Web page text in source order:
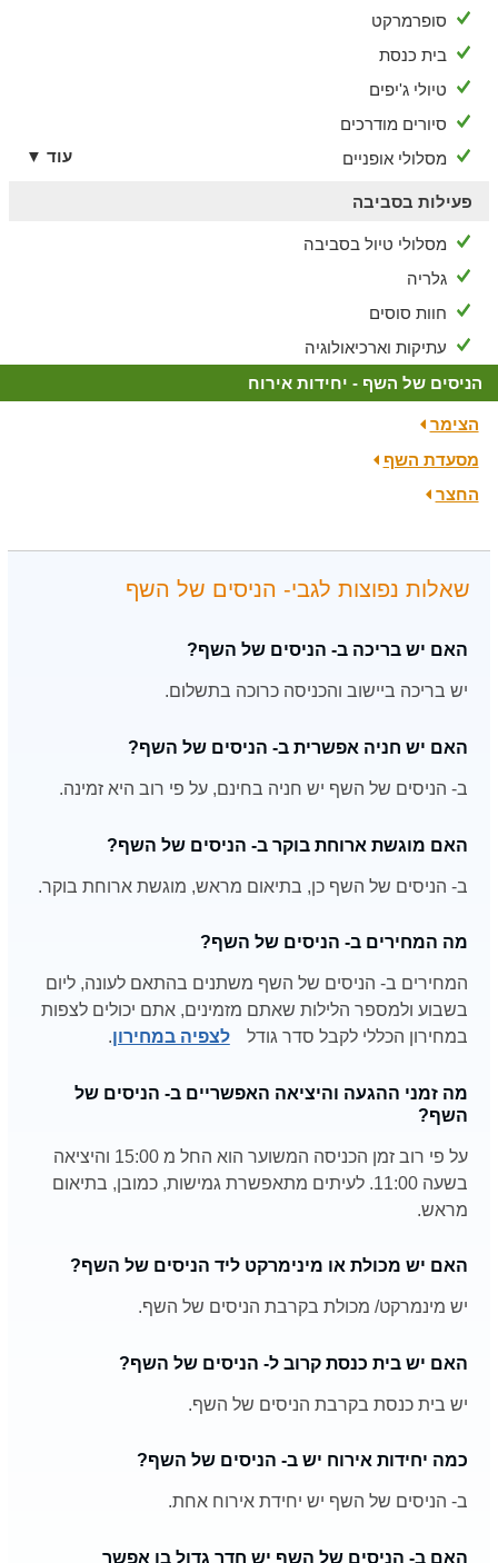
סופרמרקט
בית כנסת
טיולי ג'יפים
סיורים מודרכים
מסלולי אופניים
עוד ▼
פעילות בסביבה
מסלולי טיול בסביבה
גלריה
חוות סוסים
עתיקות וארכיאולוגיה
הניסים של השף - יחידות אירוח
הצימר
מסעדת השף
החצר
שאלות נפוצות לגבי- הניסים של השף
האם יש בריכה ב- הניסים של השף?
יש בריכה ביישוב והכניסה כרוכה בתשלום.
האם יש חניה אפשרית ב- הניסים של השף?
ב- הניסים של השף יש חניה בחינם, על פי רוב היא זמינה.
האם מוגשת ארוחת בוקר ב- הניסים של השף?
ב- הניסים של השף כן, בתיאום מראש, מוגשת ארוחת בוקר.
מה המחירים ב- הניסים של השף?
המחירים ב- הניסים של השף משתנים בהתאם לעונה, ליום
בשבוע ולמספר הלילות שאתם מזמינים, אתם יכולים לצפות
במחירון הכללי לקבל סדר גודל
לצפיה במחירון.
מה זמני ההגעה והיציאה האפשריים ב- הניסים של
השף?
על פי רוב זמן הכניסה המשוער הוא החל מ 15:00 והיציאה
בשעה 11:00. לעיתים מתאפשרת גמישות, כמובן, בתיאום
מראש.
האם יש מכולת או מינימרקט ליד הניסים של השף?
יש מינמרקט/ מכולת בקרבת הניסים של השף.
האם יש בית כנסת קרוב ל- הניסים של השף?
יש בית כנסת בקרבת הניסים של השף.
כמה יחידות אירוח יש ב- הניסים של השף?
ב- הניסים של השף יש יחידת אירוח אחת.
האם ב- הניסים של השף יש חדר גדול בו אפשר